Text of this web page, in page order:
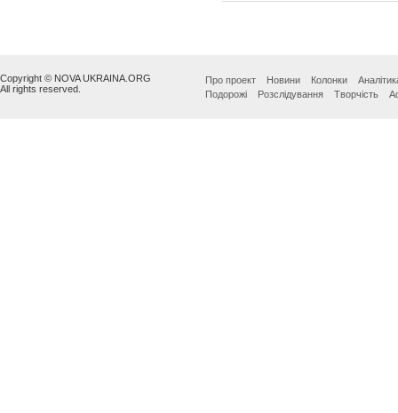
Copyright © NOVA UKRAINA.ORG
All rights reserved.
Про проект Новини Колонки
Подорожі
Розслідування Творчість